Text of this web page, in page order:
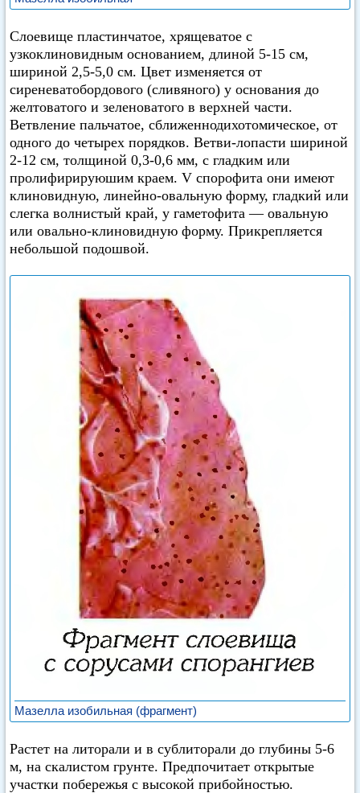
Слоевище пластинчатое, хрящеватое с
узкоклиновидным основанием, длиной 5-15 см,
шириной 2,5-5,0 см. Цвет изменяется от
сиреневатобордового (сливяного) у основания до
желтоватого и зеленоватого в верхней части.
Ветвление пальчатое, сближеннодихотомическое, от
одного до четырех порядков. Ветви-лопасти шириной
2-12 см, толщиной 0,3-0,6 мм, с гладким или
пролифирируюшим краем. V спорофита они имеют
клиновидную, линейно-овальную форму, гладкий или
слегка волнистый край, у гаметофита — овальную
или овально-клиновидную форму. Прикрепляется
небольшой подошвой.
Мазелла изобильная (фрагмент)
Растет на литорали и в сублиторали до глубины 5-6
м, на скалистом грунте. Предпочитает открытые
участки побережья с высокой прибойностью.